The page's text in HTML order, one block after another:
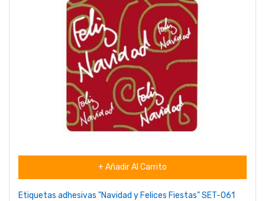
+ Añadir Al Carrito
Etiquetas adhesivas "Navidad y Felices Fiestas" SET-061